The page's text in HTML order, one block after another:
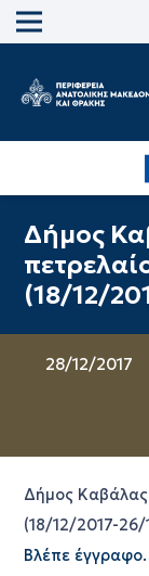
Δήμος
(18/12/
28/12/2017
Δήμος
(18/12/2017-26/
Βλέπε